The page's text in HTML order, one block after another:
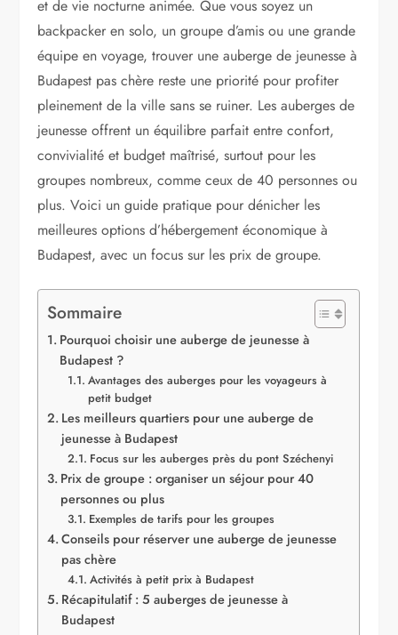
et de vie nocturne animée. Que vous soyez un
backpacker en solo, un groupe d’amis ou une grande
équipe en voyage, trouver une auberge de jeunesse à
Budapest pas chère reste une priorité pour profiter
pleinement de la ville sans se ruiner. Les auberges de
jeunesse offrent un équilibre parfait entre confort,
convivialité et budget maîtrisé, surtout pour les
groupes nombreux, comme ceux de 40 personnes ou
plus. Voici un guide pratique pour dénicher les
meilleures options d’hébergement économique à
Budapest, avec un focus sur les prix de groupe.
Sommaire
Pourquoi choisir une auberge de jeunesse à
Budapest ?
Avantages des auberges pour les voyageurs à
petit budget
Les meilleurs quartiers pour une auberge de
jeunesse à Budapest
Focus sur les auberges près du pont Széchenyi
Prix de groupe : organiser un séjour pour 40
personnes ou plus
Exemples de tarifs pour les groupes
Conseils pour réserver une auberge de jeunesse
pas chère
Activités à petit prix à Budapest
Récapitulatif : 5 auberges de jeunesse à
Budapest